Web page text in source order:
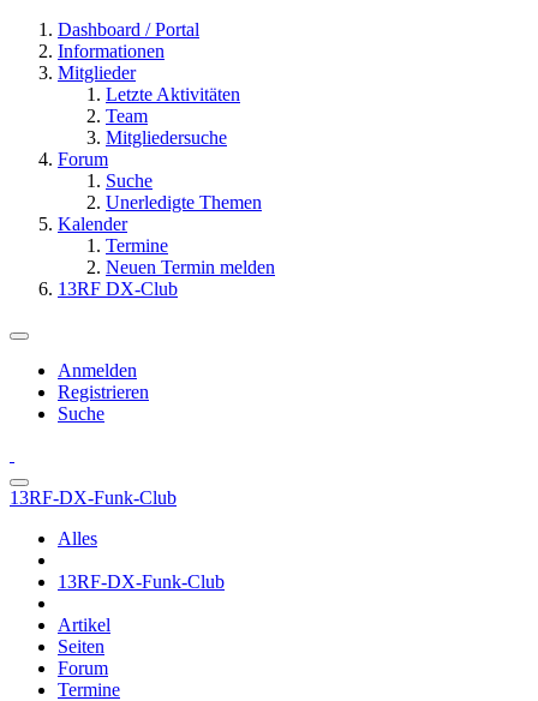
Dashboard / Portal
Informationen
Mitglieder
Letzte Aktivitäten
Team
Mitgliedersuche
Forum
Suche
Unerledigte Themen
Kalender
Termine
Neuen Termin melden
13RF DX-Club
Anmelden
Registrieren
Suche
13RF-DX-Funk-Club
Alles
13RF-DX-Funk-Club
Artikel
Seiten
Forum
Termine